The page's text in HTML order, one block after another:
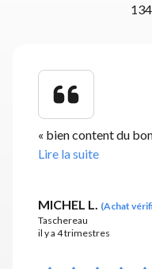
« bien content du
Lire la suite
MICHEL L. (Achat
Taschereau
il y a 4 trimestres